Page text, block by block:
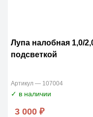
Лупа налобная 1,0/
подсветкой
Артикул — 107004
✓ в наличии
3 000 ₽